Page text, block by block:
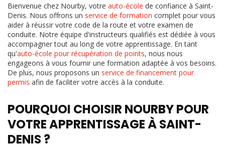
Bienvenue chez Nourby, votre auto-école de confiance à Saint-
Denis. Nous offrons un service de formation complet pour vous
aider à réussir votre code de la route et votre examen de
conduite. Notre équipe d'instructeurs qualifiés est dédiée à vous
accompagner tout au long de votre apprentissage. En tant
qu'auto-école pour récupération de points, nous nous
engageons à vous fournir une formation adaptée à vos besoins.
De plus, nous proposons un service de financement pour
permis afin de faciliter votre accès à la conduite.
POURQUOI CHOISIR NOURBY POUR
VOTRE APPRENTISSAGE À SAINT-
DENIS ?